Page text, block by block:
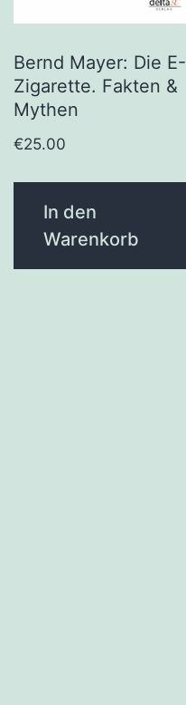
Bernd Mayer: Die E-
Zigarette. Fakten &
Mythen
€25.00
In den
Warenkorb